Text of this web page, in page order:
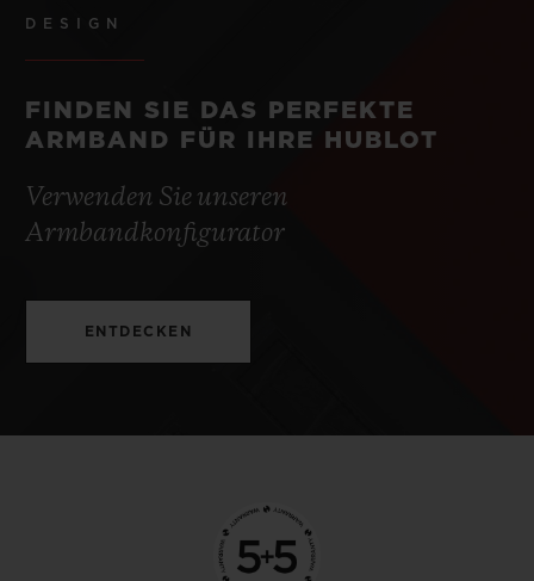
DESIGN
FINDEN SIE DAS PERFEKTE
ARMBAND FÜR IHRE HUBLOT
Verwenden Sie unseren
Armbandkonfigurator
ENTDECKEN